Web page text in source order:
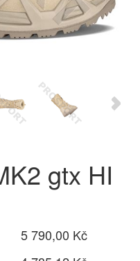
gtx HI
5 790,00 Kč